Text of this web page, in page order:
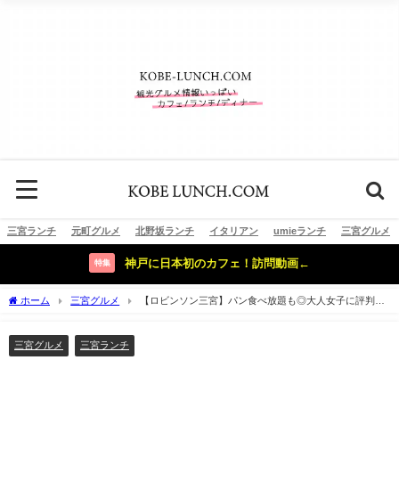
三宮ランチ 元町グルメ 北野坂ランチ イタリアン umieランチ 三宮グルメ
特集 神戸に日本初のカフェ！訪問動画←
ホーム 三宮グルメ
【ロビンソン三宮】パン食べ放題も◎大人女子に評判の
三宮グルメ 三宮ランチ